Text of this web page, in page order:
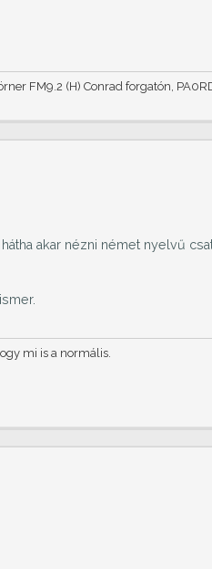
FM9.2 (H) Conrad forgatón,
akar nézni német nyelvű
mi is a normális.